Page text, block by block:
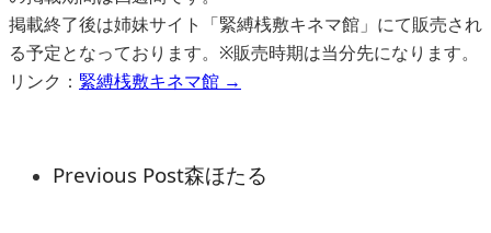
掲載終了後は姉妹サイト「緊縛桟敷キネマ館」にて販売され
る予定となっております。※販売時期は当分先になります。
リンク： 緊縛桟敷キネマ館 →
Previous Post森ほたる